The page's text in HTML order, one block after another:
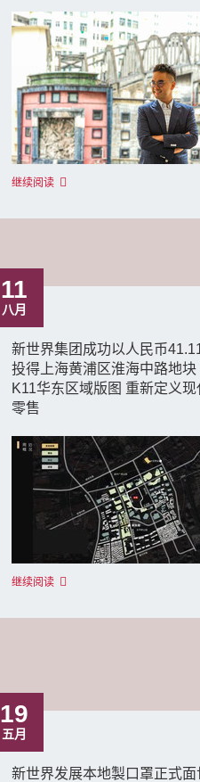
继续阅读
11
八月
新世界集团成功以人民币
投得上海黄浦区淮海中路地块
K11华东区域版图 重新定义现
零售
继续阅读
19
五月
新世界发展本地製口罩正式面